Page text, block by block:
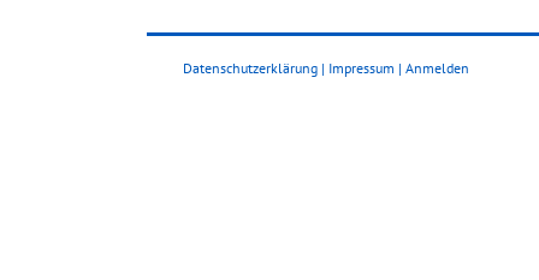
Datenschutzerklärung | Impressum | Anmelden